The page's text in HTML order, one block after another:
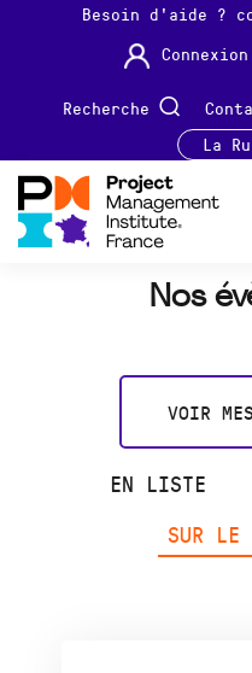
Besoin d'aide ?
Connexion
Recherche
La
Nos
VOIR
EN LISTE
SUR LE